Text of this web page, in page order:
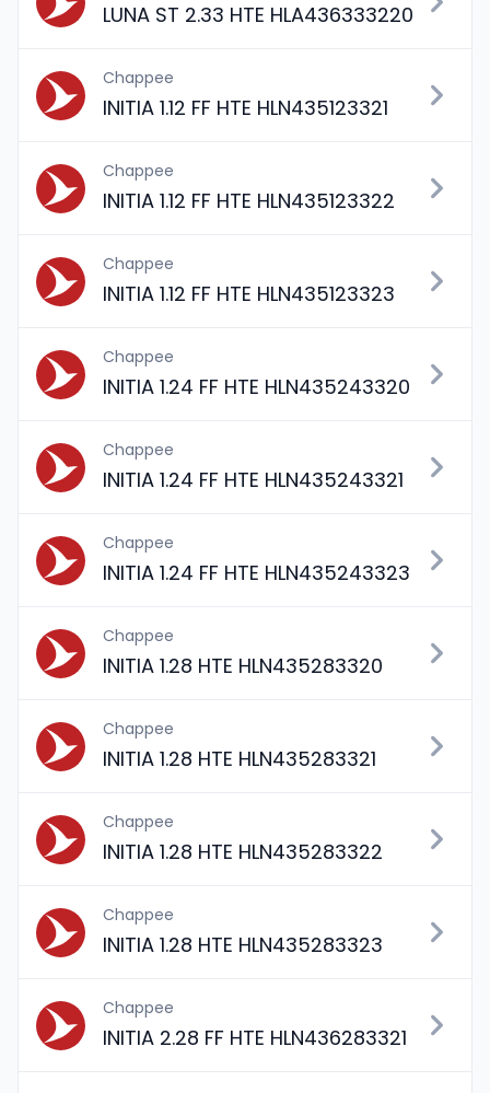
LUNA ST 2.33 HTE HLA436333220
Chappee
INITIA 1.12 FF HTE HLN435123321
Chappee
INITIA 1.12 FF HTE HLN435123322
Chappee
INITIA 1.12 FF HTE HLN435123323
Chappee
INITIA 1.24 FF HTE HLN435243320
Chappee
INITIA 1.24 FF HTE HLN435243321
Chappee
INITIA 1.24 FF HTE HLN435243323
Chappee
INITIA 1.28 HTE HLN435283320
Chappee
INITIA 1.28 HTE HLN435283321
Chappee
INITIA 1.28 HTE HLN435283322
Chappee
INITIA 1.28 HTE HLN435283323
Chappee
INITIA 2.28 FF HTE HLN436283321